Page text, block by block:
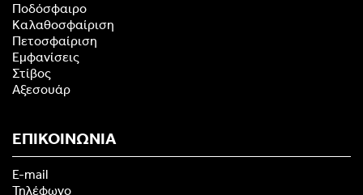
Ποδόσφαιρο
Καλαθοσφαίριση
Πετοσφαίριση
Εμφανίσεις
Στίβος
Αξεσουάρ
ΕΠΙΚΟΙΝΩΝΙΑ
E-mail
Τηλέφωνο